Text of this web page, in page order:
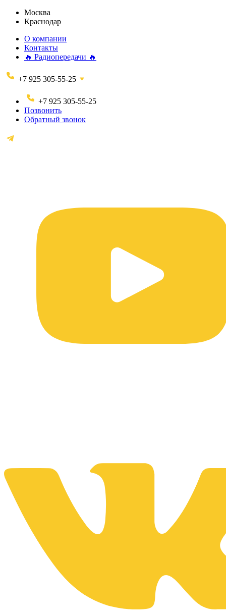
Москва
Краснодар
О компании
Контакты
🔥 Радиопередачи 🔥
+7 925 305-55-25
+7 925 305-55-25
Позвонить
Обратный звонок